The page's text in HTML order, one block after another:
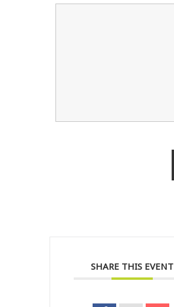
SHARE THIS EVENT